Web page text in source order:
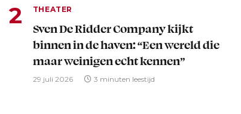
THEATER
Sven De Ridder Company kijkt
binnen in de haven: “Een wereld die
maar weinigen echt kennen”
29 juli 2026 3 minuten leestijd